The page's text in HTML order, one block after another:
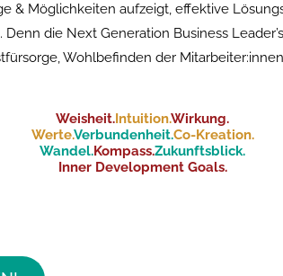
& Möglichkeiten aufzeigt, effektive
Denn die Next Generation Business
Wohlbefinden der
Weisheit.Intuition.Wirkung.
Werte.Verbundenheit.Co-Kreation.
Wandel.Kompass.Zukunftsblick.
Inner Development Goals.